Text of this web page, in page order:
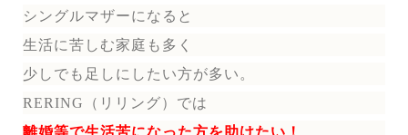
シングルマザーになると
生活に苦しむ家庭も多く
少しでも足しにしたい方が多い。
RERING（リリング）では
離婚等で生活苦になった方を助けたい！